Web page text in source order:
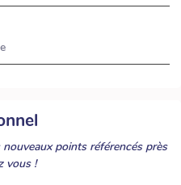
points référencés près
vous !